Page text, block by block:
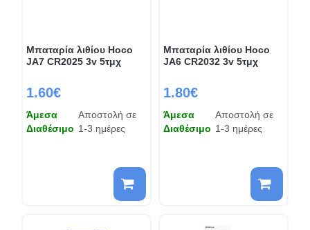
Μπαταρία λιθίου Hoco
JA7 CR2025 3v 5τμχ
1.60€
Άμεσα
Διαθέσιμο
Αποστολή σε
1-3 ημέρες
Μπαταρία λιθίου Hoco
JA6 CR2032 3v 5τμχ
1.80€
Άμεσα
Διαθέσιμο
Αποστολή σε
1-3 ημέρες